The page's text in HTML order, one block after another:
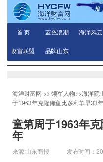
首 页 蓝色浪潮 海洋风云
财富联盟 品牌山东
海洋财富网 >> 领军人物>>海洋院
于1963年克隆鲤鱼比多利羊早33年
童第周于1963年
年
来源:山东商报 发布时间：